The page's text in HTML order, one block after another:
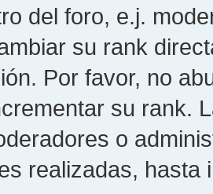
del foro, e.j.
su rank
Por favor, no
su rank.
o
realizadas, hasta